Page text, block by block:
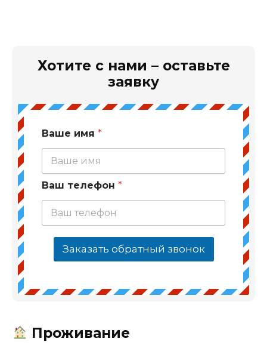
Хотите с нами – оставьте
заявку
Ваше имя *
Ваш телефон *
Заказать обратный звонок
Проживание